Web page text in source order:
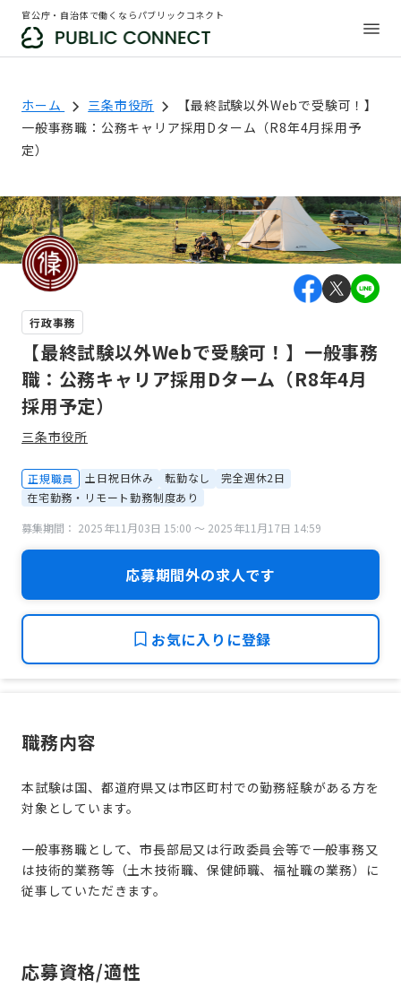
官公庁・自治体で働くならパブリックコネクト
ホーム 三条市役所
【最終試験以外Webで受験可！】
一般事務職：公務キャリア採用Dターム（R8年4月採用予
定）
行政事務
【最終試験以外Webで受験可！】一般事務
職：公務キャリア採用Dターム（R8年4月
採用予定）
三条市役所
正規職員 土日祝日休み 転勤なし
完全週休2日
在宅勤務・リモート勤務制度あり
募集期間： 2025年11月03日 15:00 〜 2025年11月17日 14:59
応募期間外の求人です
お気に入りに登録
職務内容
本試験は国、都道府県又は市区町村での勤務経験がある方を
対象としています。
一般事務職として、市長部局又は行政委員会等で一般事務又
は技術的業務等（土木技術職、保健師職、福祉職の業務）に
従事していただきます。
応募資格/適性